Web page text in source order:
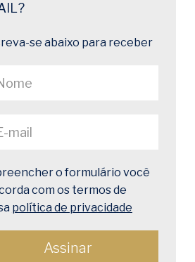
se abaixo para receber
o formulário você
com os termos de
política de privacidade